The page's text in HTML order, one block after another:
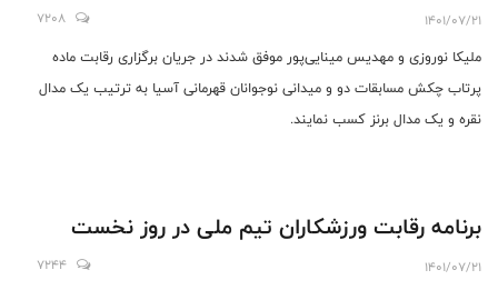
1401/07/21
7208
ملیکا نوروزی و مهدیس مینایی‌پور موفق شدند در جریان برگزاری رقابت ماده
پرتاب چکش مسابقات دو و میدانی نوجوانان قهرمانی آسیا به ترتیب یک مدال
نقره و یک مدال برنز کسب نمایند.
برنامه رقابت ورزشکاران تیم ملی در روز نخست
1401/07/21
7244